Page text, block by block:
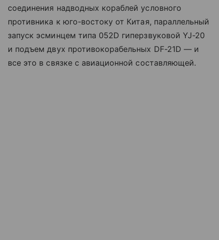
соединения надводных кораблей условного
противника к юго-востоку от Китая, параллельный
запуск эсминцем типа 052D гиперзвуковой YJ-20
и подъем двух противокорабельных DF-21D — и
все это в связке с авиационной составляющей.